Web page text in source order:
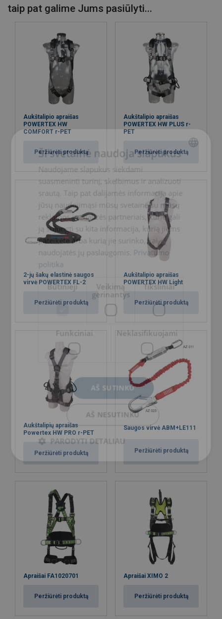
taip pat galime Jums pasiūlyti...
Aukštalipio apraišas
POWERTEX HW
COMFORT r-PET
Peržiūrėti produktą
Aukštalipio apraišas
POWERTEX HW PLUS r-
PET
Peržiūrėti produktą
2-jų šakų elastinė saugos
virvė POWERTEX FL-2
Peržiūrėti produktą
Aukštalipio apraišas
POWERTEX HW Light
Peržiūrėti produktą
Aukštalipių apraišas
Powertex HW PRO r-PET
Peržiūrėti produktą
Saugos virvė ABM+LE111
Peržiūrėti produktą
Apraišai FA1020701
Peržiūrėti produktą
Apraišai XIMO 2
Peržiūrėti produktą
LITHUANIAN
ENGLISH TRANSLATION
Ši svetainė naudoja slapukus
Naudojame slapukus siekdami
suasmeninti turinį, skelbimus ir analizuoti
srautą. Taip pat dalijamės informacija apie
jūsų naudojimąsi mūsų svetaine su mūsų
reklamos ir analizės partneriais, kurie gali
ją sujungti su kita informacija, kurią jiems
pateikėte arba kurią jie surinko, kai
naudojatės jų paslaugomis.
Privatumo
politika
Būtinieji
Veikimą
gerinantys
Tiksliniai
Funkciniai Neklasifikuojami
AŠ SUTINKU
AŠ NESUTINKU
PARODYTI DETALIAU